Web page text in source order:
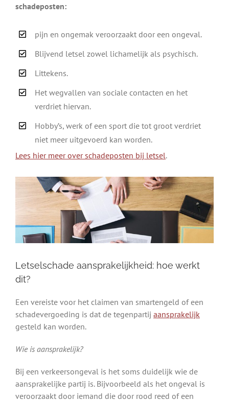
schadeposten:
pijn en ongemak veroorzaakt door een ongeval.
Blijvend letsel zowel lichamelijk als psychisch.
Littekens.
Het wegvallen van sociale contacten en het
verdriet hiervan.
Hobby’s, werk of een sport die tot groot verdriet
niet meer uitgevoerd kan worden.
Lees hier meer over schadeposten bij letsel.
Letselschade aansprakelijkheid: hoe werkt
dit?
Een vereiste voor het claimen van smartengeld of een
schadevergoeding is dat de tegenpartij aansprakelijk
gesteld kan worden.
Wie is aansprakelijk?
Bij een verkeersongeval is het soms duidelijk wie de
aansprakelijke partij is. Bijvoorbeeld als het ongeval is
veroorzaakt door iemand die door rood reed of een